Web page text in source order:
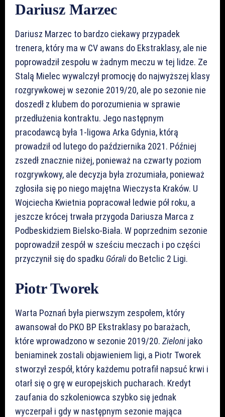
Dariusz Marzec
Dariusz Marzec to bardzo ciekawy przypadek
trenera, który ma w CV awans do Ekstraklasy, ale nie
poprowadził zespołu w żadnym meczu w tej lidze. Ze
Stalą Mielec wywalczył promocję do najwyższej klasy
rozgrywkowej w sezonie 2019/20, ale po sezonie nie
doszedł z klubem do porozumienia w sprawie
przedłużenia kontraktu. Jego następnym
pracodawcą była 1-ligowa Arka Gdynia, którą
prowadził od lutego do października 2021. Później
zszedł znacznie niżej, ponieważ na czwarty poziom
rozgrywkowy, ale decyzja była zrozumiała, ponieważ
zgłosiła się po niego majętna Wieczysta Kraków. U
Wojciecha Kwietnia popracował ledwie pół roku, a
jeszcze krócej trwała przygoda Dariusza Marca z
Podbeskidziem Bielsko-Biała. W poprzednim sezonie
poprowadził zespół w sześciu meczach i po części
przyczynił się do spadku Górali do Betclic 2 Ligi.
Piotr Tworek
Warta Poznań była pierwszym zespołem, który
awansował do PKO BP Ekstraklasy po barażach,
które wprowadzono w sezonie 2019/20. Zieloni jako
beniaminek zostali objawieniem ligi, a Piotr Tworek
stworzył zespół, który każdemu potrafił napsuć krwi i
otarł się o grę w europejskich pucharach. Kredyt
zaufania do szkoleniowca szybko się jednak
wyczerpał i gdy w następnym sezonie mająca